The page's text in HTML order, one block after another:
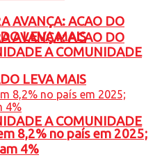
AVANÇA: ACAO DO
LEVA MAIS
A COMUNIDADE
AVANÇA: ACAO DO
LEVA MAIS
A COMUNIDADE
8,2% no país em 2025;
4%